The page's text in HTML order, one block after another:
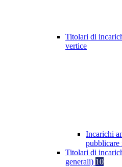
Titolari di
vertice
Incarichi
pubblicare
Titolari di
generali) 10